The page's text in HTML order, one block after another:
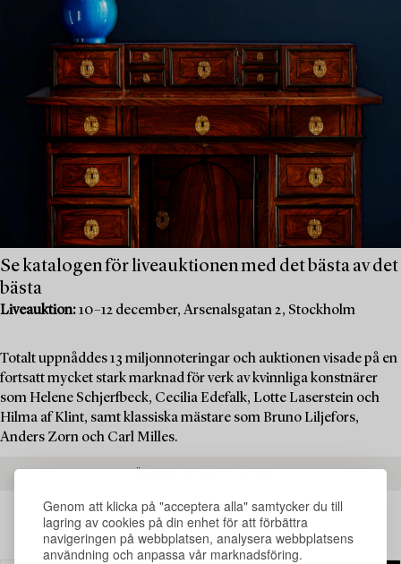
Genom att klicka på "acceptera alla" samtycker du till
lagring av cookies på din enhet för att förbättra
navigeringen på webbplatsen, analysera webbplatsens
användning och anpassa vår marknadsföring.
Se katalogen för liveauktionen med det bästa av det
bästa
Liveauktion:10–12 december, Arsenalsgatan 2, Stockholm
Totalt uppnåddes 13 miljonnoteringar och auktionen visade på en
fortsatt mycket stark marknad för verk av kvinnliga konstnärer
som Helene Schjerfbeck, Cecilia Edefalk, Lotte Laserstein och
Hilma af Klint, samt klassiska mästare som Bruno Liljefors,
Anders Zorn och Carl Milles.